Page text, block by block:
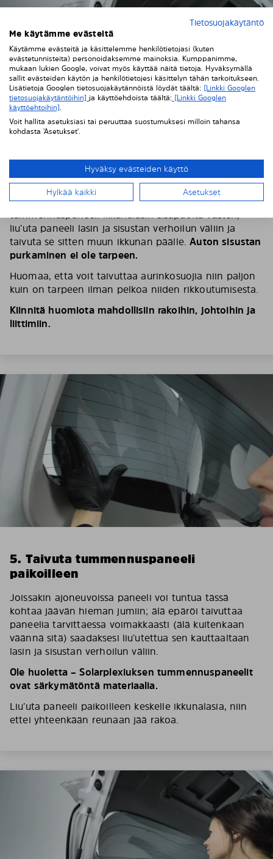
4. Aloita tummennuspaneelin asennus
Aloita ikkunan perimmäisestä nurkasta: aseta
tummennuspaneeli ikkunalasin sisäpuolta vasten,
liu’uta paneeli lasin ja sisustan verhoilun väliin ja
taivuta se sitten muun ikkunan päälle.Auton sisustan
purkaminen ei ole tarpeen.
Huomaa, että voit taivuttaa aurinkosuojia niin paljon
kuin on tarpeen ilman pelkoa niiden rikkoutumisesta.
Kiinnitä huomiota mahdollisiin rakoihin, johtoihin ja
liittimiin.
5. Taivuta tummennuspaneeli
paikoilleen
Joissakin ajoneuvoissa paneeli voi tuntua tässä
kohtaa jäävän hieman jumiin; älä epäröi taivuttaa
paneelia tarvittaessa voimakkaasti (älä kuitenkaan
väännä sitä) saadaksesi liu’utettua sen kauttaaltaan
lasin ja sisustan verhoilun väliin.
Ole huoletta – Solarplexiuksen tummennuspaneelit
ovat särkymätöntä materiaalia.
Liu’uta paneeli paikoilleen keskelle ikkunalasia, niin
ettei yhteenkään reunaan jää rakoa.
Tietosuojakäytäntö
Me käytämme evästeitä
Käytämme evästeitä ja käsittelemme henkilötietojasi (kuten
evästetunnisteita) personoidaksemme mainoksia. Kumppanimme,
mukaan lukien Google, voivat myös käyttää näitä tietoja. Hyväksymällä
sallit evästeiden käytön ja henkilötietojesi käsittelyn tähän tarkoitukseen.
Lisätietoja Googlen tietosuojakäytännöistä löydät täältä: [Linkki Googlen
tietosuojakäytäntöihin] ja käyttöehdoista täältä: [Linkki Googlen
käyttöehtoihin].
Voit hallita asetuksiasi tai peruuttaa suostumuksesi milloin tahansa
kohdasta 'Asetukset'.
Hyväksy evästeiden käyttö
Hylkää kaikki Asetukset